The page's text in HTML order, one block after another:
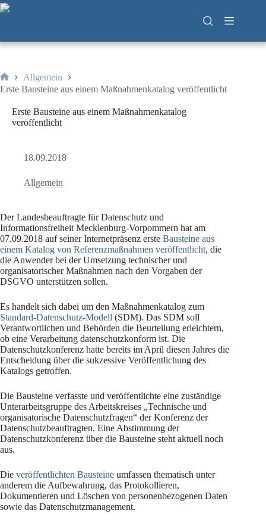
Zum
Inhalt
Start
Allgemein
Erste Bausteine aus einem Maßnahmenkatalog veröffentlicht
Erste Bausteine aus einem Maßnahmenkatalog
veröffentlicht
18.09.2018
Allgemein
Der Landesbeauftragte für Datenschutz und
Informationsfreiheit Mecklenburg-Vorpommern hat am
07.09.2018 auf seiner Internetpräsenz erste Bausteine aus
einem Katalog von Referenzmaßnahmen veröffentlicht, die
die Anwender bei der Umsetzung technischer und
organisatorischer Maßnahmen nach den Vorgaben der
DSGVO unterstützen sollen.
Es handelt sich dabei um den Maßnahmenkatalog zum
Standard-Datenschutz-Modell (SDM). Das SDM soll
Verantwortlichen und Behörden die Beurteilung erleichtern,
ob eine Verarbeitung datenschutzkonform ist. Die
Datenschutzkonferenz hatte bereits im April diesen Jahres die
Entscheidung über die sukzessive Veröffentlichung des
Katalogs getroffen.
Die Bausteine verfasste und veröffentlichte eine zuständige
Unterarbeitsgruppe des Arbeitskreises „Technische und
organisatorische Datenschutzfragen“ der Konferenz der
Datenschutzbeauftragten. Eine Abstimmung der
Datenschutzkonferenz über die Bausteine steht aktuell noch
aus.
Die veröffentlichten Bausteine umfassen thematisch unter
anderem die Aufbewahrung, das Protokollieren,
Dokumentieren und Löschen von personenbezogenen Daten
sowie das Datenschutzmanagement.